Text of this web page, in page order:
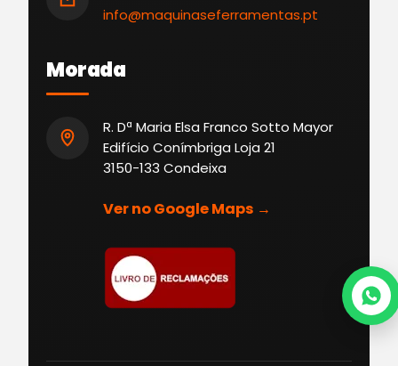
info@maquinaseferramentas.pt
Morada
R. Dª Maria Elsa Franco Sotto Mayor
Edifício Conímbriga Loja 21
3150-133 Condeixa
Ver no Google Maps →